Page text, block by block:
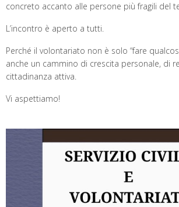
concreto accanto alle persone più fragili del
L’incontro è aperto a tutti.
Perché il volontariato non è solo “fare
anche un cammino di crescita personale, di
cittadinanza attiva.
Vi aspettiamo!